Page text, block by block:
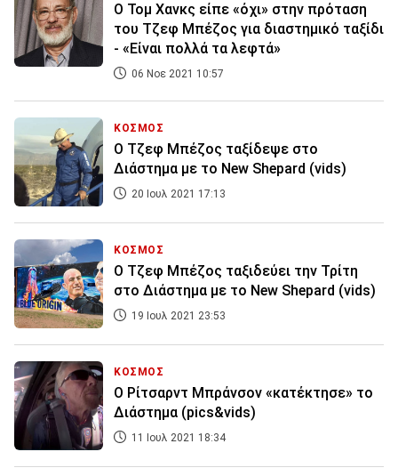
Ο Τομ Χανκς είπε «όχι» στην πρόταση
του Τζεφ Μπέζος για διαστημικό ταξίδι
- «Είναι πολλά τα λεφτά»
06 Νοε 2021 10:57
ΚΟΣΜΟΣ
Ο Τζεφ Μπέζος ταξίδεψε στο
Διάστημα με το New Shepard (vids)
20 Ιουλ 2021 17:13
ΚΟΣΜΟΣ
Ο Τζεφ Μπέζος ταξιδεύει την Τρίτη
στο Διάστημα με το New Shepard (vids)
19 Ιουλ 2021 23:53
ΚΟΣΜΟΣ
Ο Ρίτσαρντ Μπράνσον «κατέκτησε» το
Διάστημα (pics&vids)
11 Ιουλ 2021 18:34